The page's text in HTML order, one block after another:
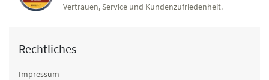
Vertrauen, Service und Kundenzufriedenheit.
Rechtliches
Impressum